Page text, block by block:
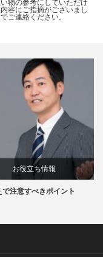
物の参考にしていただけ
容にご指摘がございまし
ご連絡ください。
お役立ち情報
で注意すべきポイント